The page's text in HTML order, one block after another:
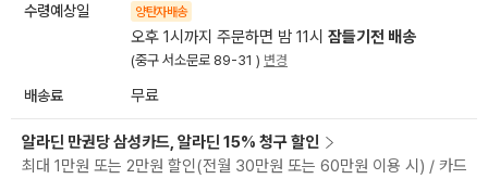
수령예상일 양탄자배송
오후 1시까지 주문하면 밤 11시 잠들기전 배송
(중구 서소문로 89-31 ) 변경
배송료 무료
알라딘 만권당 삼성카드, 알라딘 15% 청구 할인
최대 1만원 또는 2만원 할인(전월 30만원 또는 60만원 이용 시) / 카드